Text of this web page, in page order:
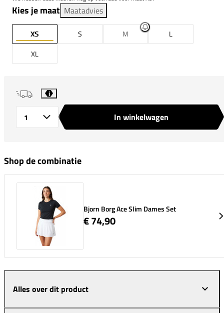
Kies je maat Maatadvies
XS S M
L
XL
i
In winkelwagen
Shop de combinatie
Bjorn Borg Ace Slim Dames Set
€ 74,90
Alles over dit product